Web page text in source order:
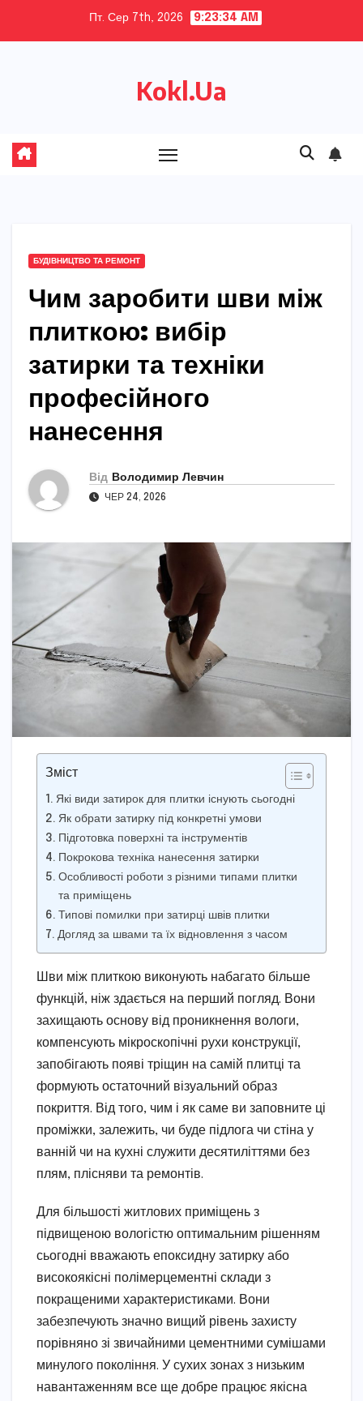
Пт. Сер 7th, 2026 9:23:35 AM
Kokl.Ua
БУДІВНИЦТВО ТА РЕМОНТ
Чим заробити шви між
плиткою: вибір
затирки та техніки
професійного
нанесення
Від Володимир Левчин
ЧЕР 24, 2026
Зміст
Які види затирок для плитки існують сьогодні
Як обрати затирку під конкретні умови
Підготовка поверхні та інструментів
Покрокова техніка нанесення затирки
Особливості роботи з різними типами плитки
та приміщень
Типові помилки при затирці швів плитки
Догляд за швами та їх відновлення з часом
Шви між плиткою виконують набагато більше
функцій, ніж здається на перший погляд. Вони
захищають основу від проникнення вологи,
компенсують мікроскопічні рухи конструкції,
запобігають появі тріщин на самій плитці та
формують остаточний візуальний образ
покриття. Від того, чим і як саме ви заповните ці
проміжки, залежить, чи буде підлога чи стіна у
ванній чи на кухні служити десятиліттями без
плям, плісняви та ремонтів.
Для більшості житлових приміщень з
підвищеною вологістю оптимальним рішенням
сьогодні вважають епоксидну затирку або
високоякісні полімерцементні склади з
покращеними характеристиками. Вони
забезпечують значно вищий рівень захисту
порівняно зі звичайними цементними сумішами
минулого покоління. У сухих зонах з низьким
навантаженням все ще добре працює якісна